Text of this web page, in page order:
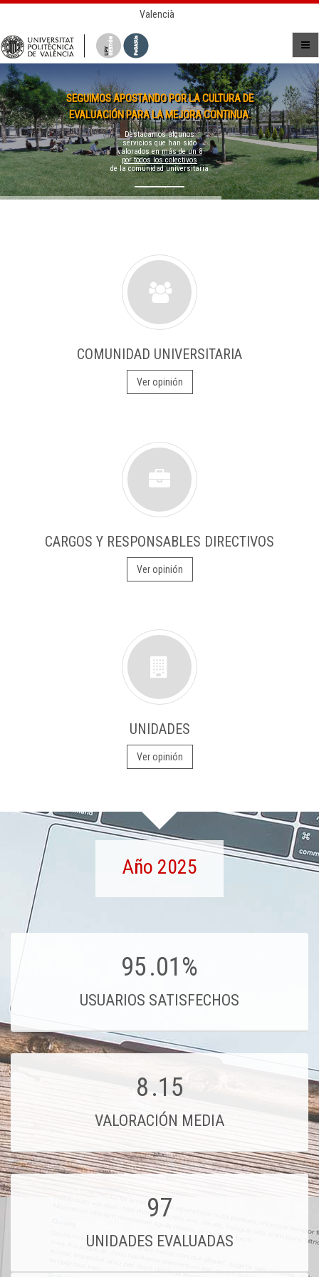
Valencià
SEGUIMOS APOSTANDO POR LA CULTURA DE
EVALUACIÓN PARA LA MEJORA CONTINUA.
Destacamos algunos
servicios que han sido
valorados enmás de un 8
por todos los colectivos
de la comunidad universitaria
COMUNIDAD UNIVERSITARIA
Ver opinión
CARGOS Y RESPONSABLES DIRECTIVOS
Ver opinión
UNIDADES
Ver opinión
Año 2025
95.01%
USUARIOS SATISFECHOS
8.15
VALORACIÓN MEDIA
97
UNIDADES EVALUADAS